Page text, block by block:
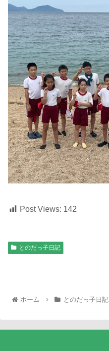
Post Views: 142
とのだっ子日記
ホーム とのだっ子日記